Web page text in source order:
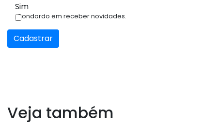
Sim
Condordo em receber novidades.
Cadastrar
Veja também